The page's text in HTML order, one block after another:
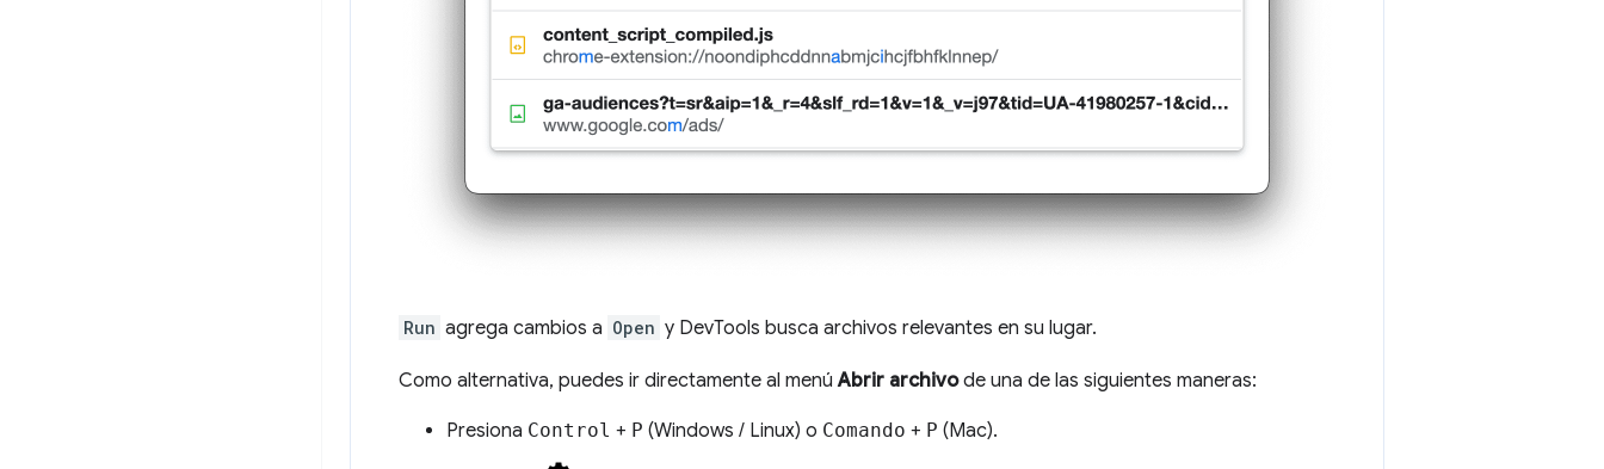
Run agrega cambios a Open y DevTools busca archivos relevantes en su lugar.
Como alternativa, puedes ir directamente al menúAbrir archivode una de las siguientes maneras:
Presiona Control + P (Windows / Linux) o Comando + P (Mac).